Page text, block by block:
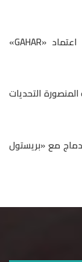
مستشفى مصر للطيران تجدد اعتماد «GAHAR»
التحديات
مع «بريستول